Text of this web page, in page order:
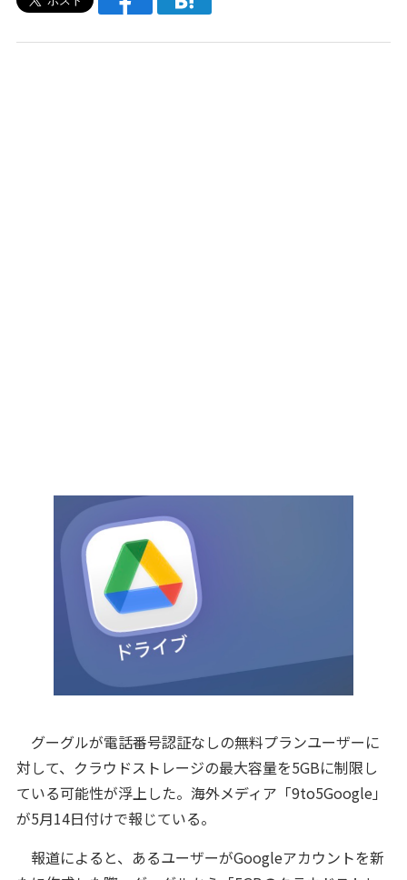
グーグルが電話番号認証なしの無料プランユーザーに
対して、クラウドストレージの最大容量を5GBに制限し
ている可能性が浮上した。海外メディア「9to5Google」
が5月14日付けで報じている。
報道によると、あるユーザーがGoogleアカウントを新